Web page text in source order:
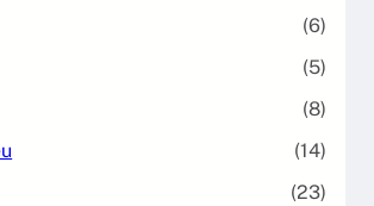
(6)
(5)
(8)
(14)
(23)